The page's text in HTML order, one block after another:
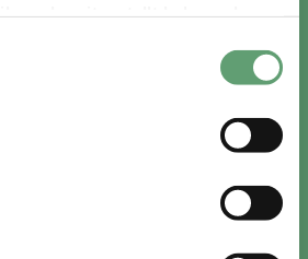
Bergluft genossen? Die Ruhe
im Kinderpark? Dann freuen
ihr euch ein paar Minuten Zeit
spitze? Wir freuen uns
und positive Bewertung!
unseren Stellplatz